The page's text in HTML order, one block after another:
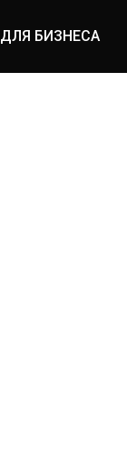
ДЛЯ БИЗНЕСА